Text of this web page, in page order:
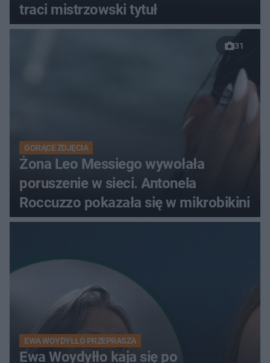
traci mistrzowski tytuł
31
GORĄCE ZDJĘCIA
Żona Leo Messiego wywołała
poruszenie w sieci. Antonela
Roccuzzo pokazała się w mikrobikini
EWA WOYDYŁŁO PRZEPRASZA
Ewa Woydyłło kaja się po